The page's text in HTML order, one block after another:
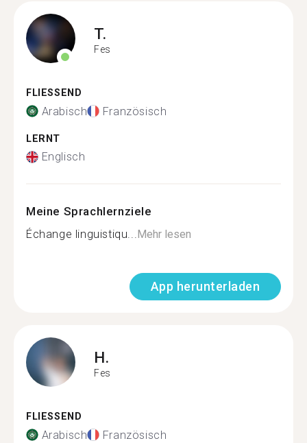
T.
Fes
FLIESSEND
Arabisch Französisch
LERNT
Englisch
Meine Sprachlernziele
Échange linguistiqu...Mehr lesen
App herunterladen
H.
Fes
FLIESSEND
Arabisch Französisch